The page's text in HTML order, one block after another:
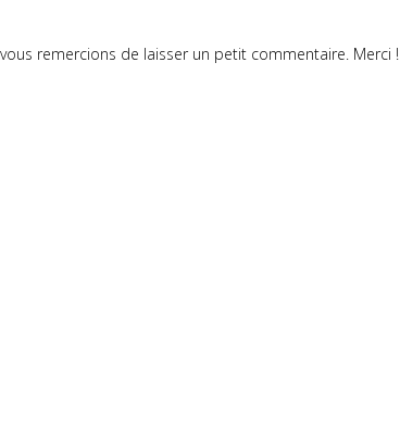
remercions de laisser un petit commentaire. Merci !